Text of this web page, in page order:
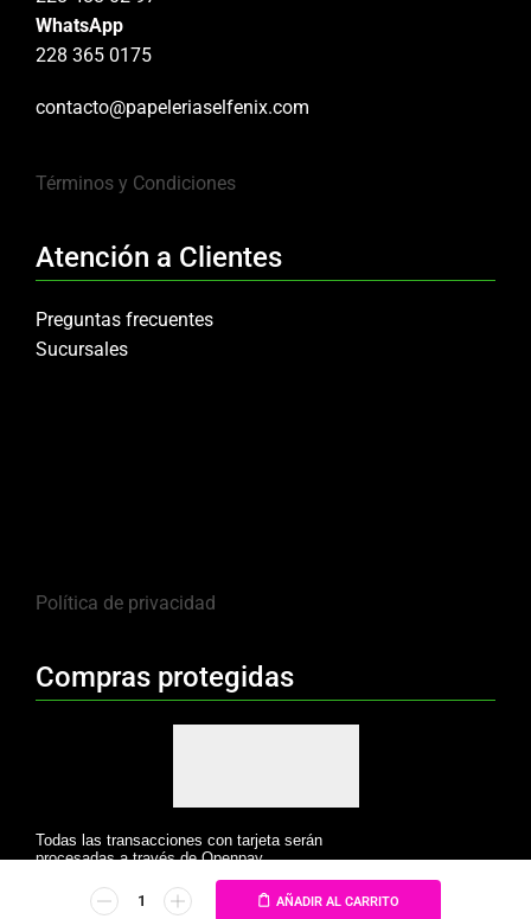
AÑADIR AL CARRITO
WhatsApp
228 365 0175
contacto@papeleriaselfenix.com
Términos y Condiciones
Atención a Clientes
Preguntas frecuentes
Sucursales
Política de privacidad
Compras protegidas
Todas las transacciones con tarjeta serán
procesadas a través de Openpay.